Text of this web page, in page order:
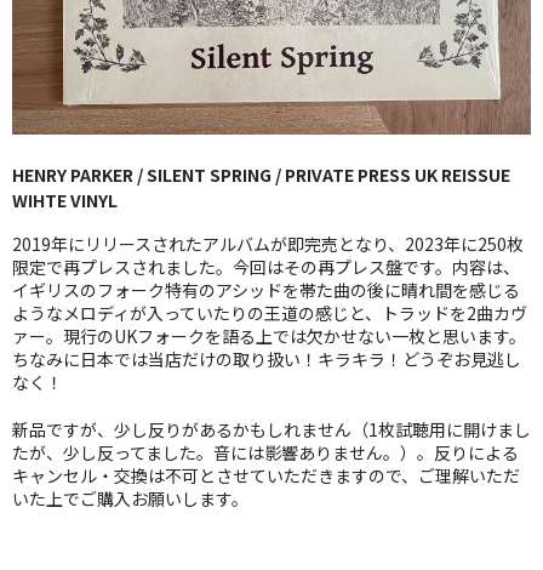
全商品
BLUE NOTE
JAZZ-EU
JAZZ-JP
JAZZ-VOCAL
J-POP
ROCK
FOLK,SSW
WORLD
HENRY PARKER / SILENT SPRING / PRIVATE PRESS UK REISSUE
WIHTE VINYL
2019年にリリースされたアルバムが即完売となり、2023年に250枚
限定で再プレスされました。今回はその再プレス盤です。内容は、
イギリスのフォーク特有のアシッドを帯た曲の後に晴れ間を感じる
ようなメロディが入っていたりの王道の感じと、トラッドを2曲カヴ
ァー。現行のUKフォークを語る上では欠かせない一枚と思います。
ちなみに日本では当店だけの取り扱い！キラキラ！どうぞお見逃し
なく！
新品ですが、少し反りがあるかもしれません（1枚試聴用に開けまし
たが、少し反ってました。音には影響ありません。）。反りによる
キャンセル・交換は不可とさせていただきますので、ご理解いただ
いた上でご購入お願いします。